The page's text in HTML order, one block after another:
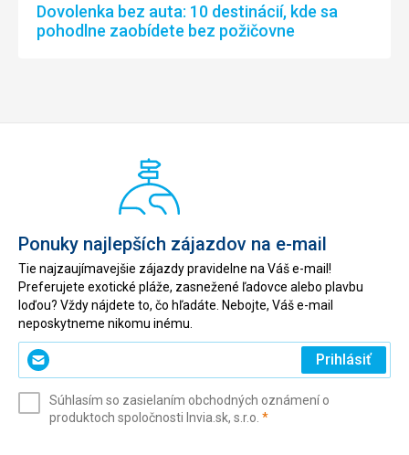
Dovolenka bez auta: 10 destinácií, kde sa
pohodlne zaobídete bez požičovne
Ponuky najlepších zájazdov na e-mail
Tie najzaujímavejšie zájazdy pravidelne na Váš e-mail!
Preferujete exotické pláže, zasnežené ľadovce alebo plavbu
loďou? Vždy nájdete to, čo hľadáte. Nebojte, Váš e-mail
neposkytneme nikomu inému.
Zadajte
svoj
(povinné)
Prihlásiť
Súhlasím so zasielaním obchodných oznámení o
produktoch spoločnosti Invia.sk, s.r.o. *(povinné)